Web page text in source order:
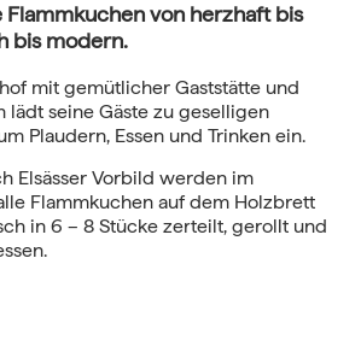
von herzhaft bis
bis modern.
mit gemütlicher Gaststätte und
seine Gäste zu geselligen
Plaudern, Essen und Trinken ein.
Elsässer Vorbild werden im
Flammkuchen auf dem Holzbrett
in 6 – 8 Stücke zerteilt, gerollt und